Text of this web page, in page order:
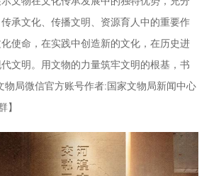
承文化、传播文明、资源育人中的重要作
使命，在实践中创造新的文化，在历史进
文明。用文物的力量筑牢文明的根基，书
物局微信官方账号作者:国家文物局新闻中心
】